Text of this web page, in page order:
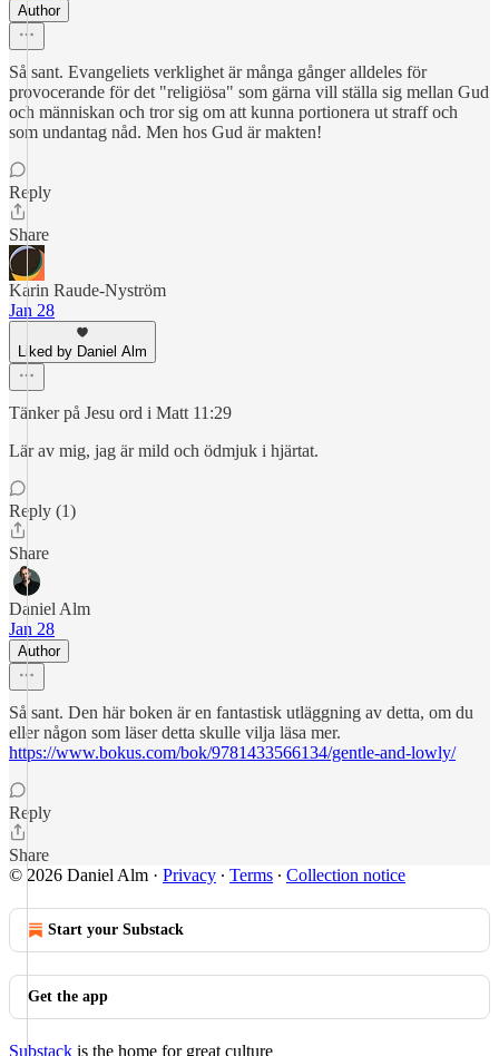
Author
Så sant. Evangeliets verklighet är många gånger alldeles för
provocerande för det "religiösa" som gärna vill ställa sig mellan Gud
och människan och tror sig om att kunna portionera ut straff och
som undantag nåd. Men hos Gud är makten!
Reply
Share
Karin Raude-Nyström
Jan 28
Liked by Daniel Alm
Tänker på Jesu ord i Matt 11:29
Lär av mig, jag är mild och ödmjuk i hjärtat.
Reply (1)
Share
Daniel Alm
Jan 28
Author
Så sant. Den här boken är en fantastisk utläggning av detta, om du
eller någon som läser detta skulle vilja läsa mer.
https://www.bokus.com/bok/9781433566134/gentle-and-lowly/
Reply
Share
© 2026 Daniel Alm · Privacy ∙ Terms ∙ Collection notice
Start your Substack
Get the app
Substack is the home for great culture